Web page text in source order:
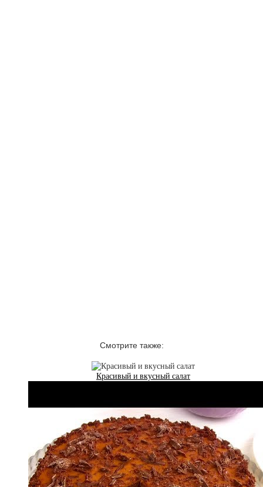
Смотрите также:
Красивый и вкусный салат